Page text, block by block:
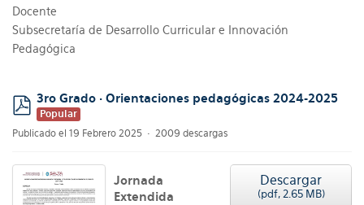
Docente
Subsecretaría de Desarrollo Curricular e Innovación
Pedagógica
pdf
3ro Grado · Orientaciones pedagógicas 2024-2025
Popular
Publicado el 19 Febrero 2025
2009 descargas
Descargar
(pdf, 2.65 MB)
Jornada
Extendida